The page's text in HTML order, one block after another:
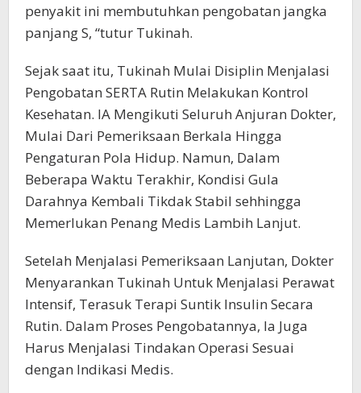
penyakit ini membutuhkan pengobatan jangka
panjang S, “tutur Tukinah.
Sejak saat itu, Tukinah Mulai Disiplin Menjalasi
Pengobatan SERTA Rutin Melakukan Kontrol
Kesehatan. IA Mengikuti Seluruh Anjuran Dokter,
Mulai Dari Pemeriksaan Berkala Hingga
Pengaturan Pola Hidup. Namun, Dalam
Beberapa Waktu Terakhir, Kondisi Gula
Darahnya Kembali Tikdak Stabil sehhingga
Memerlukan Penang Medis Lambih Lanjut.
Setelah Menjalasi Pemeriksaan Lanjutan, Dokter
Menyarankan Tukinah Untuk Menjalasi Perawat
Intensif, Terasuk Terapi Suntik Insulin Secara
Rutin. Dalam Proses Pengobatannya, Ia Juga
Harus Menjalasi Tindakan Operasi Sesuai
dengan Indikasi Medis.